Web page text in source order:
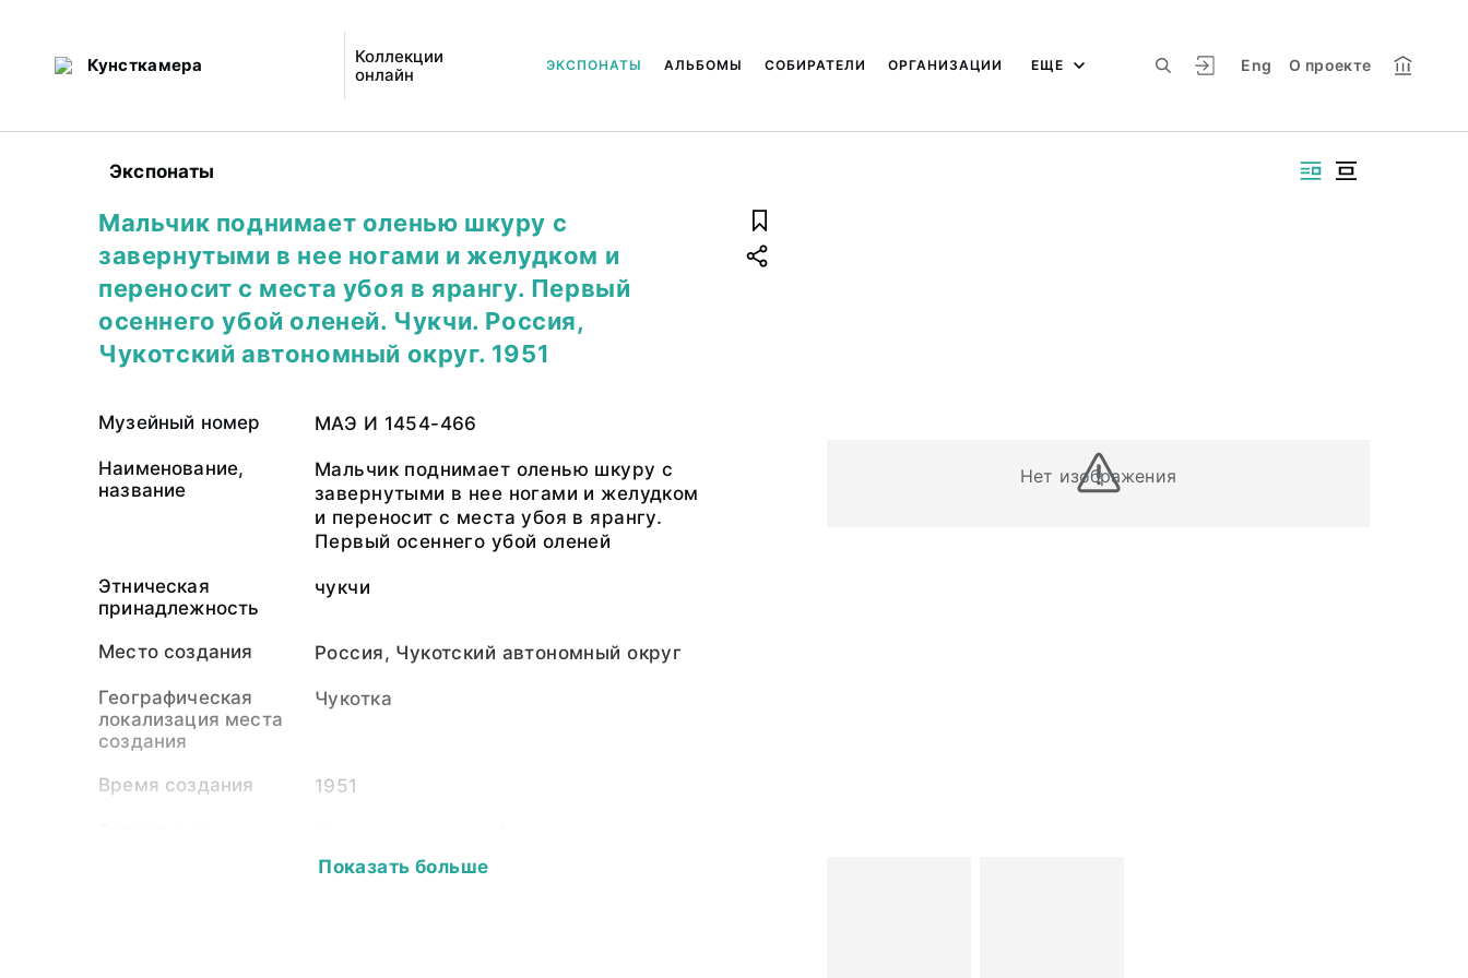
Кунсткамера
Коллекции
онлайн
Eng О проекте
ЭКСПОНАТЫ АЛЬБОМЫ СОБИРАТЕЛИ ОРГАНИЗАЦИИ ЕЩЕ
Экспонаты
Нет изображения
Мальчик поднимает оленью шкуру с
завернутыми в нее ногами и желудком и
переносит с места убоя в ярангу. Первый
осеннего убой оленей. Чукчи. Россия,
Чукотский автономный округ. 1951
Музейный номер МАЭ И 1454-466
Наименование,
название
Мальчик поднимает оленью шкуру с
завернутыми в нее ногами и желудком
и переносит с места убоя в ярангу.
Первый осеннего убой оленей
Этническая
принадлежность
чукчи
Место создания Россия, Чукотский автономный округ
Географическая
локализация места
создания
Чукотка
Время создания 1951
Института этнографии Академии наук
СССР (1948-1951)
Показать больше